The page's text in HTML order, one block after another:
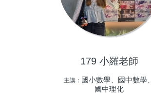
179 小羅老師
主講： 國小數學、國中數學、
國中理化